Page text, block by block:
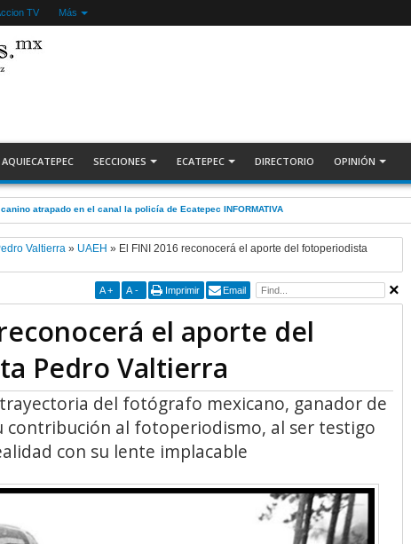
TV Más
AQUIECATEPEC SECCIONES ECATEPEC DIRECTORIO OPINIÓN
violencia política contra Azucena; fallo confirma guerra sucia: Octavio Martínez INFORMATIVA
Valtierra» UAEH » El FINI 2016 reconocerá el aporte del fotoperiodista
A + A - Imprimir Email
el aporte del
Pedro Valtierra
del fotógrafo mexicano, ganador de
contribución al fotoperiodismo, al ser testigo
con su lente implacable